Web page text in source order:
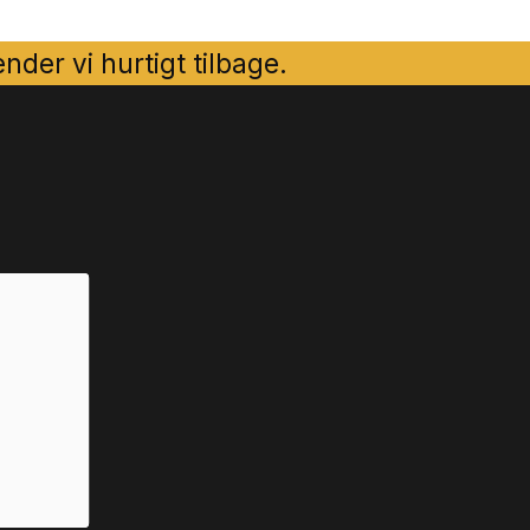
vi hurtigt tilbage.